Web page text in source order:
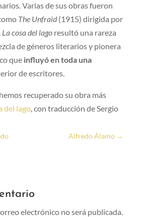
Varias de sus obras fueron
The Unfraid(1915) dirigida por
La cosa del lagoresultó una rareza
de géneros literarios y pionera
que influyó en toda una
de escritores.
recuperado su obra más
del lago, con traducción de Sergio
Alfredo Álamo →
electrónico no será publicada.